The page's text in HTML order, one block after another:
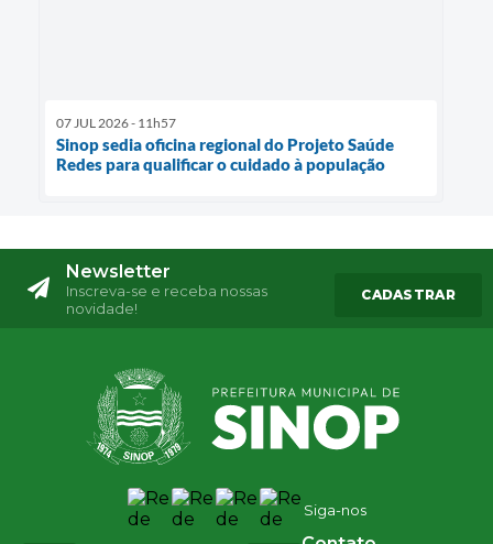
07 JUL 2026 - 11h57
Sinop sedia oficina regional do Projeto Saúde
Redes para qualificar o cuidado à população
Newsletter
Inscreva-se e receba nossas
novidade!
CADASTRAR
Siga-nos